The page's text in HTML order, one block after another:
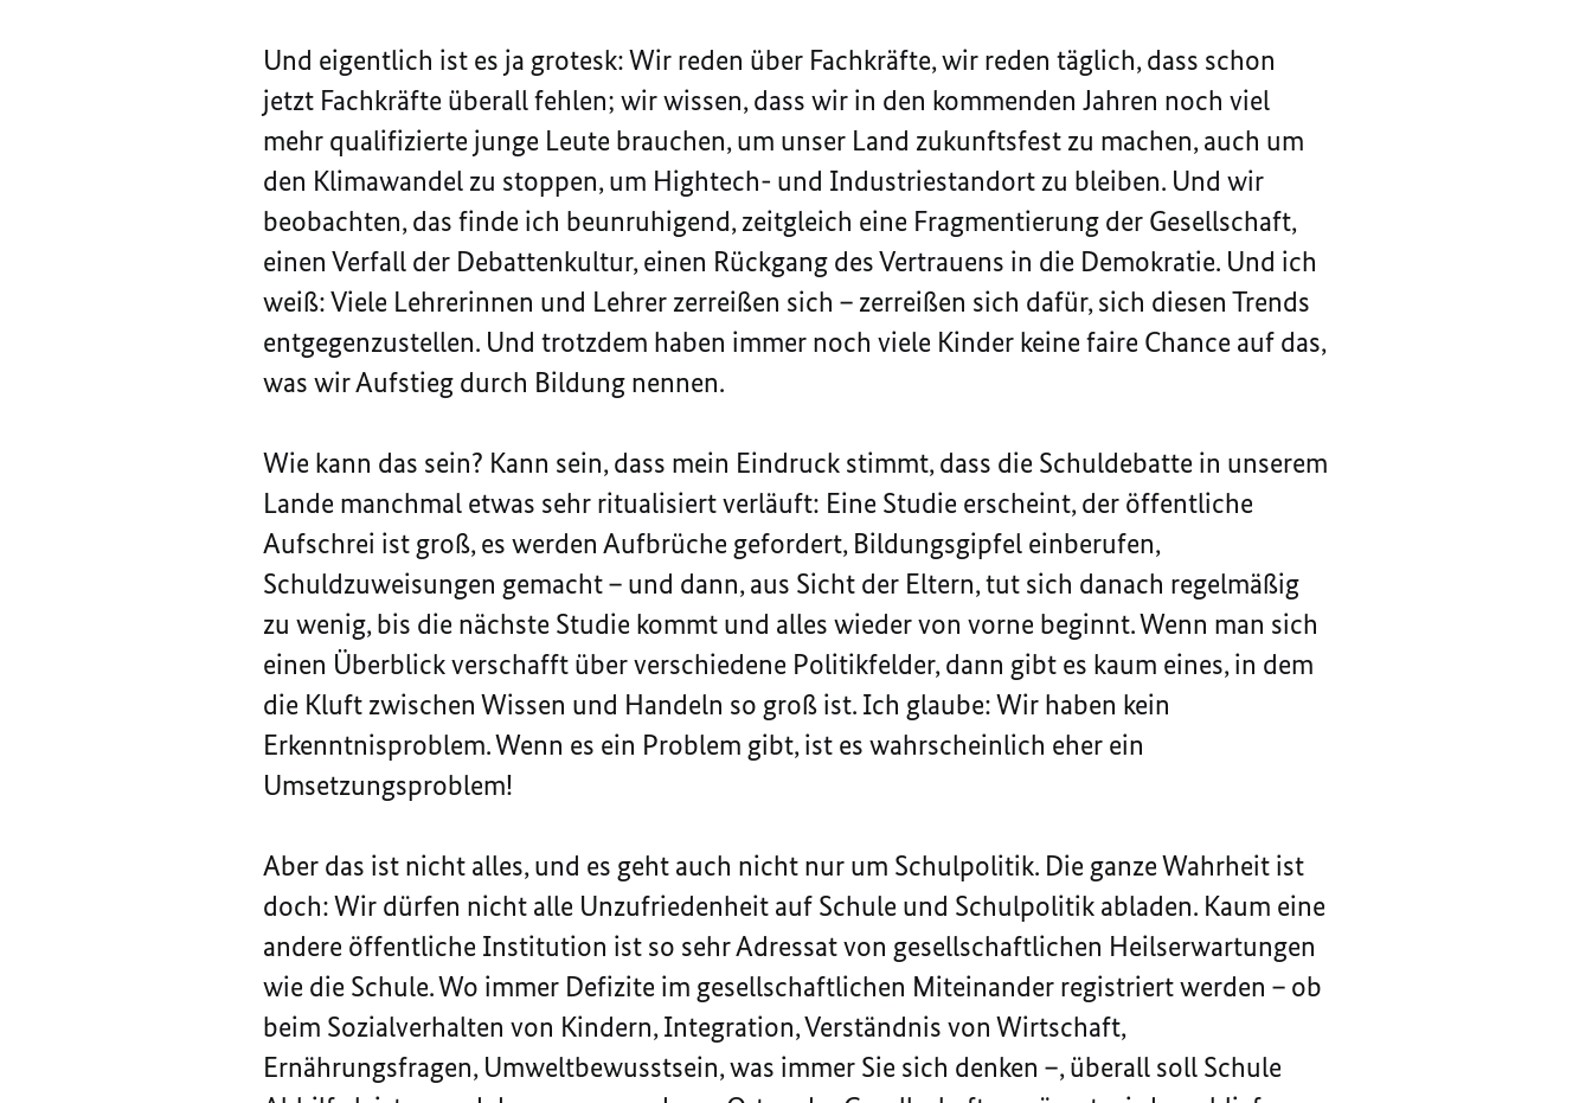
Und eigentlich ist es ja grotesk: Wir reden über Fachkräfte, wir reden täglich, dass schon
jetzt Fachkräfte überall fehlen; wir wissen, dass wir in den kommenden Jahren noch viel
mehr qualifizierte junge Leute brauchen, um unser Land zukunftsfest zu machen, auch um
den Klimawandel zu stoppen, um Hightech- und Industriestandort zu bleiben. Und wir
beobachten, das finde ich beunruhigend, zeitgleich eine Fragmentierung der Gesellschaft,
einen Verfall der Debattenkultur, einen Rückgang des Vertrauens in die Demokratie. Und ich
weiß: Viele Lehrerinnen und Lehrer zerreißen sich – zerreißen sich dafür, sich diesen Trends
entgegenzustellen. Und trotzdem haben immer noch viele Kinder keine faire Chance auf das,
was wir Aufstieg durch Bildung nennen.
Wie kann das sein? Kann sein, dass mein Eindruck stimmt, dass die Schuldebatte in unserem
Lande manchmal etwas sehr ritualisiert verläuft: Eine Studie erscheint, der öffentliche
Aufschrei ist groß, es werden Aufbrüche gefordert, Bildungsgipfel einberufen,
Schuldzuweisungen gemacht – und dann, aus Sicht der Eltern, tut sich danach regelmäßig
zu wenig, bis die nächste Studie kommt und alles wieder von vorne beginnt. Wenn man sich
einen Überblick verschafft über verschiedene Politikfelder, dann gibt es kaum eines, in dem
die Kluft zwischen Wissen und Handeln so groß ist. Ich glaube: Wir haben kein
Erkenntnisproblem. Wenn es ein Problem gibt, ist es wahrscheinlich eher ein
Umsetzungsproblem!
Aber das ist nicht alles, und es geht auch nicht nur um Schulpolitik. Die ganze Wahrheit ist
doch: Wir dürfen nicht alle Unzufriedenheit auf Schule und Schulpolitik abladen. Kaum eine
andere öffentliche Institution ist so sehr Adressat von gesellschaftlichen Heilserwartungen
wie die Schule. Wo immer Defizite im gesellschaftlichen Miteinander registriert werden – ob
beim Sozialverhalten von Kindern, Integration, Verständnis von Wirtschaft,
Ernährungsfragen, Umweltbewusstsein, was immer Sie sich denken –, überall soll Schule